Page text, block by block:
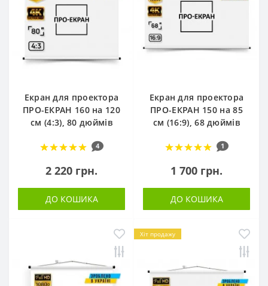
Екран для проектора
ПРО-ЕКРАН 160 на 120
см (4:3), 80 дюймів
4
2 220 грн.
ДО КОШИКА
Екран для проектора
ПРО-ЕКРАН 150 на 85
см (16:9), 68 дюймів
1
1 700 грн.
ДО КОШИКА
Хіт продажу